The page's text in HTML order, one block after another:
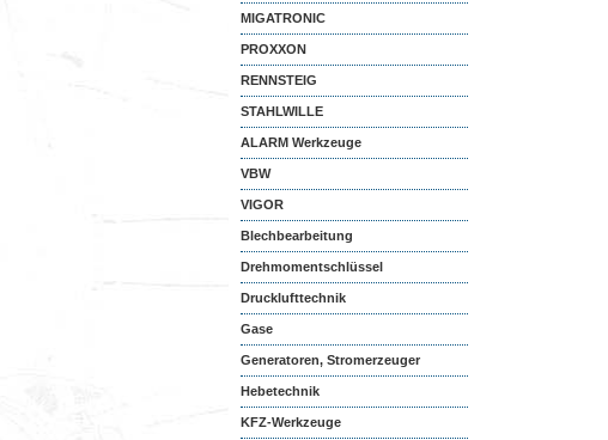
MIGATRONIC
PROXXON
RENNSTEIG
STAHLWILLE
ALARM Werkzeuge
VBW
VIGOR
Blechbearbeitung
Drehmomentschlüssel
Drucklufttechnik
Gase
Generatoren, Stromerzeuger
Hebetechnik
KFZ-Werkzeuge